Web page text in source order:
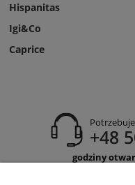
Hispanitas
Igi&Co
Caprice
+48
godziny